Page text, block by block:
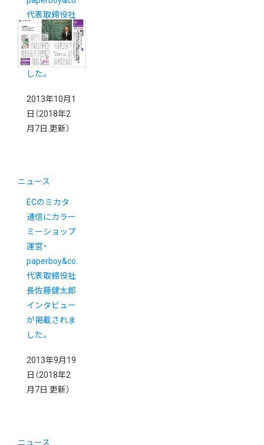
代表取締役社
長佐藤健太郎
インタビュー
が掲載されま
した。
2013年10月1
日 （2018年2
月7日 更新）
ニュース
ECのミカタ
通信にカラー
ミーショップ
運営・
paperboy&co.
代表取締役社
長佐藤健太郎
インタビュー
が掲載されま
した。
2013年9月19
日 （2018年2
月7日 更新）
ニュース